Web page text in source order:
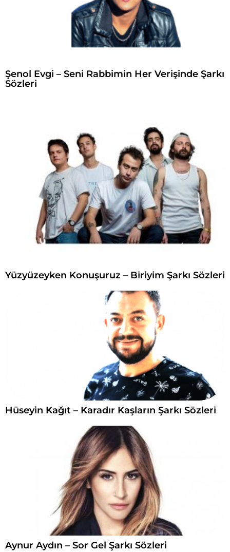
Şenol Evgi – Seni Rabbimin Her Verişinde Şarkı
Sözleri
Yüzyüzeyken Konuşuruz – Biriyim Şarkı Sözleri
Hüseyin Kağıt – Karadır Kaşların Şarkı Sözleri
Aynur Aydın – Sor Gel Şarkı Sözleri